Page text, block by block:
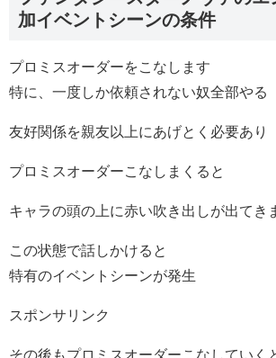
加イベントシーンの条件
プロミスオーダーをこなします
特に、一度しか依頼されない奴全部やる
友好関係を親友以上にあげとく必要あり
プロミスオーダーこなしまくると
キャラの頭の上に赤い吹き出しが出てき
この状態で話しかけると
特有のイベントシーンが発生
スポンサリンク
その後もプロミスオーダーこなしていく